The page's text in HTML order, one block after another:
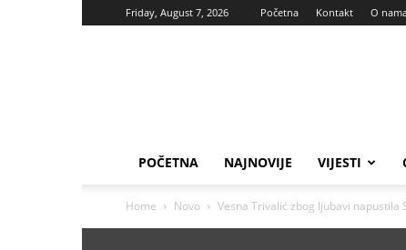
Friday, August 7, 2026 Početna Kontakt O
POČETNA NAJNOVIJE VIJESTI
Home Novo Vesna Trivalić zbog ljubavi napustila